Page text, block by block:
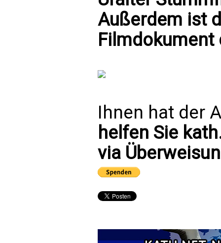
Außerdem ist
Filmdokument
Ihnen hat der
helfen Sie
via